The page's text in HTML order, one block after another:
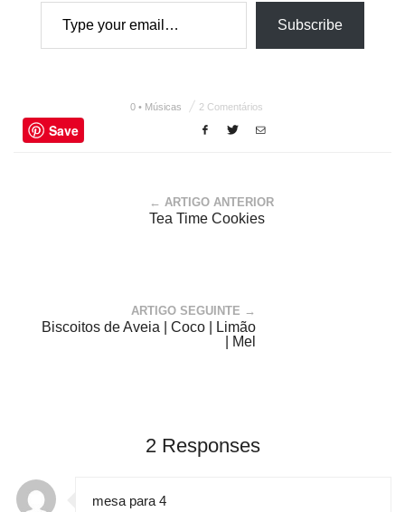
Subscribe
0 • Músicas 2 Comentários
Save
← ARTIGO ANTERIOR
Tea Time Cookies
ARTIGO SEGUINTE →
Biscoitos de Aveia | Coco | Limão
| Mel
2 Responses
mesa para 4